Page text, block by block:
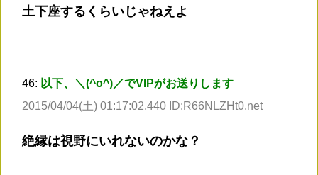
土下座するくらいじゃねえよ
46: 以下、＼(^o^)／でVIPがお送りします
2015/04/04(土) 01:17:02.440 ID:R66NLZHt0.net
絶縁は視野にいれないのかな？